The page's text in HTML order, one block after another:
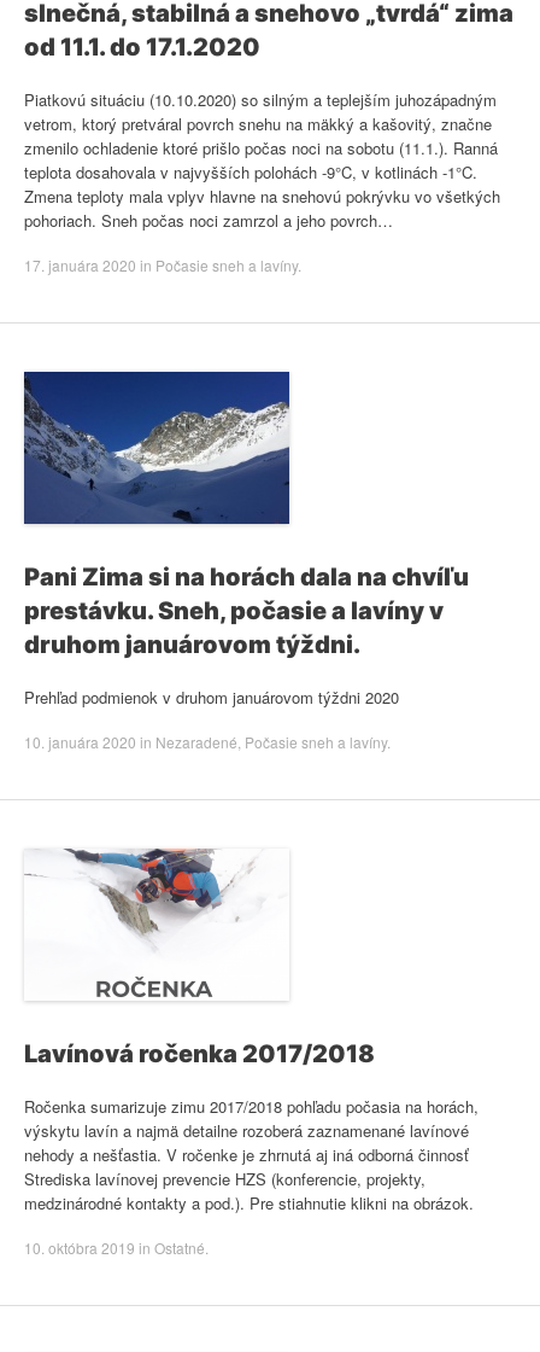
slnečná, stabilná a snehovo „tvrdá“ zima
od 11.1. do 17.1.2020
Piatkovú situáciu (10.10.2020) so silným a teplejším juhozápadným
vetrom, ktorý pretváral povrch snehu na mäkký a kašovitý, značne
zmenilo ochladenie ktoré prišlo počas noci na sobotu (11.1.). Ranná
teplota dosahovala v najvyšších polohách -9°C, v kotlinách -1°C.
Zmena teploty mala vplyv hlavne na snehovú pokrývku vo všetkých
pohoriach. Sneh počas noci zamrzol a jeho povrch…
17. januára 2020 in Počasie sneh a lavíny.
Pani Zima si na horách dala na chvíľu
prestávku. Sneh, počasie a lavíny v
druhom januárovom týždni.
Prehľad podmienok v druhom januárovom týždni 2020
10. januára 2020 in Nezaradené Počasie sneh a lavíny.
Lavínová ročenka 2017/2018
Ročenka sumarizuje zimu 2017/2018 pohľadu počasia na horách,
výskytu lavín a najmä detailne rozoberá zaznamenané lavínové
nehody a nešťastia. V ročenke je zhrnutá aj iná odborná činnosť
Strediska lavínovej prevencie HZS (konferencie, projekty,
medzinárodné kontakty a pod.). Pre stiahnutie klikni na obrázok.
10. októbra 2019 in Ostatné